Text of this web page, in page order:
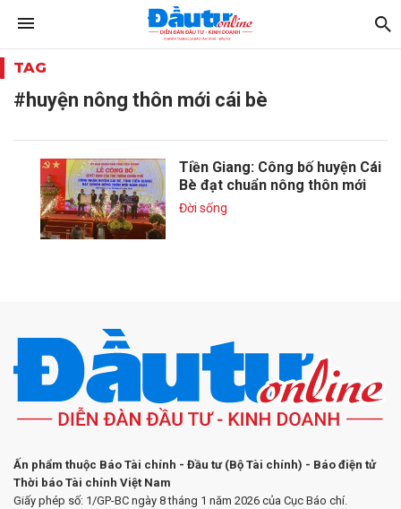
TAG
#huyện nông thôn mới cái bè
Tiền Giang: Công bố huyện Cái
Bè đạt chuẩn nông thôn mới
Đời sống
Ấn phẩm thuộc Báo Tài chính - Đầu tư (Bộ Tài chính) - Báo điện tử
Thời báo Tài chính Việt Nam
Giấy phép số: 1/GP-BC ngày 8 tháng 1 năm 2026 của Cục Báo chí.